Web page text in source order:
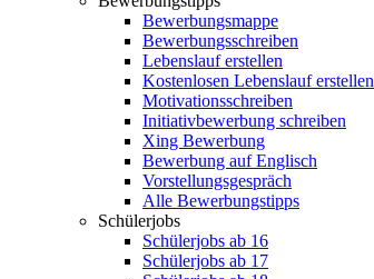
Bewerbungsmappe
Bewerbungsschreiben
Lebenslauf erstellen
Kostenlosen Lebenslauf erstellen
Motivationsschreiben
Initiativbewerbung schreiben
Xing Bewerbung
Bewerbung auf Englisch
Vorstellungsgespräch
Alle Bewerbungstipps
Schülerjobs
Schülerjobs ab 16
Schülerjobs ab 17